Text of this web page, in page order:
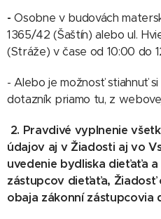
-Osobne v budovách
1365/42 (Šaštín) alebo ul.
(Stráže) v čase od 10:00 do
- Alebo je možnosť stiahnuť
dotazník priamo tu, z
2. Pravdivé vyplnenie
údajov aj v Žiadosti aj vo
uvedenie bydliska dieťaťa
zástupcov dieťaťa, Žiadosť
obaja zákonní zástupcovia